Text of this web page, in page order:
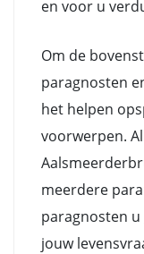
en voor u
Om de
paragnosten
het helpen
voorwerpen.
meerdere
paragnosten
jouw